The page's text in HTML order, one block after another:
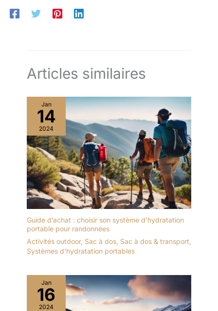
Articles similaires
Jan
14
2024
Guide d’achat : choisir son système d’hydratation
portable pour randonnées
Activités outdoor, Sac à dos, Sac à dos & transport,
Systèmes d'hydratation portables
Jan
16
2024